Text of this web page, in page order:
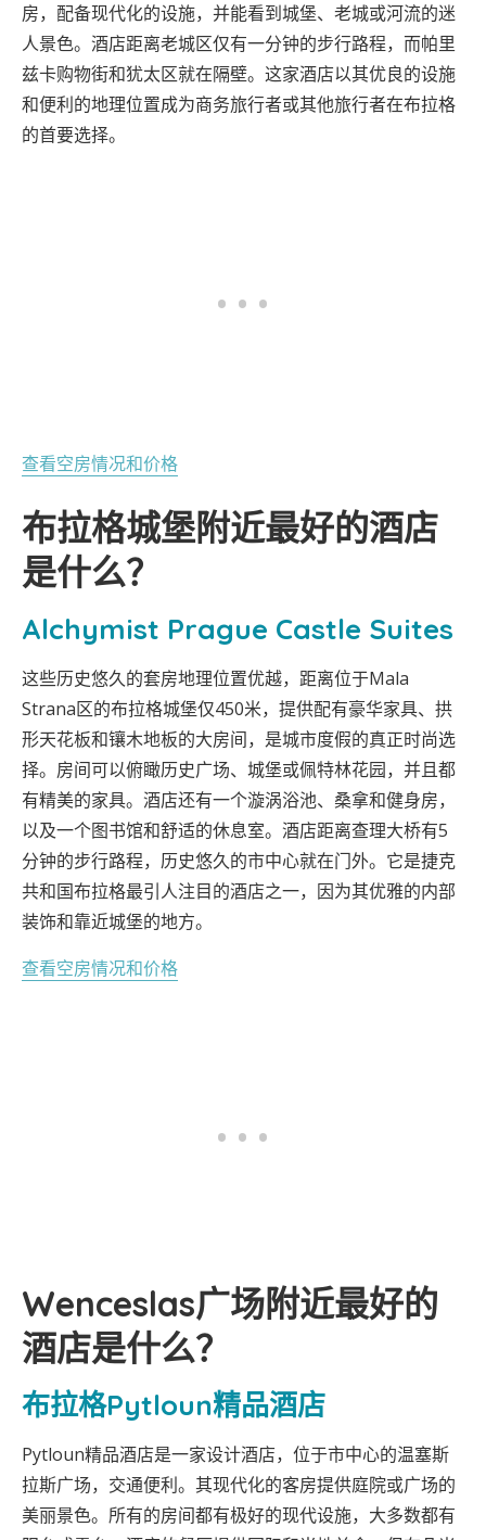
房，配备现代化的设施，并能看到城堡、老城或河流的迷
人景色。酒店距离老城区仅有一分钟的步行路程，而帕里
兹卡购物街和犹太区就在隔壁。这家酒店以其优良的设施
和便利的地理位置成为商务旅行者或其他旅行者在布拉格
的首要选择。
查看空房情况和价格
布拉格城堡附近最好的酒店
是什么？
Alchymist Prague Castle Suites
这些历史悠久的套房地理位置优越，距离位于Mala
Strana区的布拉格城堡仅450米，提供配有豪华家具、拱
形天花板和镶木地板的大房间，是城市度假的真正时尚选
择。房间可以俯瞰历史广场、城堡或佩特林花园，并且都
有精美的家具。酒店还有一个漩涡浴池、桑拿和健身房，
以及一个图书馆和舒适的休息室。酒店距离查理大桥有5
分钟的步行路程，历史悠久的市中心就在门外。它是捷克
共和国布拉格最引人注目的酒店之一，因为其优雅的内部
装饰和靠近城堡的地方。
查看空房情况和价格
Wenceslas广场附近最好的
酒店是什么？
布拉格Pytloun精品酒店
Pytloun精品酒店是一家设计酒店，位于市中心的温塞斯
拉斯广场，交通便利。其现代化的客房提供庭院或广场的
美丽景色。所有的房间都有极好的现代设施，大多数都有